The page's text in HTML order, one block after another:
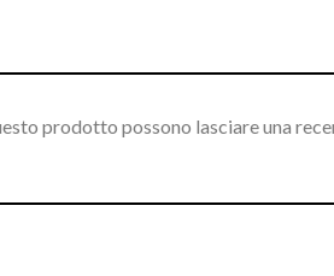
prodotto possono lasciare una